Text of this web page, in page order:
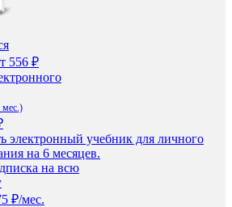
556 ₽
мес.)
электронный учебник для личного
на 6 месяцев.
на всю
₽/мес.